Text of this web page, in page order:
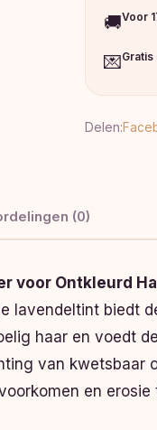
🚚Voor
💌
Delen:
(0)
voor Ontkleurd
lavendeltint biedt
haar en voedt
van kwetsbaar
en